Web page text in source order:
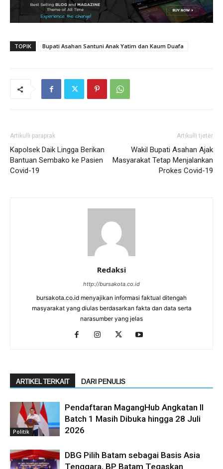
TOPIK Bupati Asahan Santuni Anak Yatim dan Kaum Duafa
Artikulli paraprak
Kapolsek Daik Lingga Berikan
Bantuan Sembako ke Pasien
Covid-19
Artikulli tjetër
Wakil Bupati Asahan Ajak
Masyarakat Tetap Menjalankan
Prokes Covid-19
Redaksi
http://bursakota.co.id
bursakota.co.id menyajikan informasi faktual ditengah
masyarakat yang diulas berdasarkan fakta dan data serta
narasumber yang jelas
ARTIKEL TERKAIT DARI PENULIS
Politik
Pendaftaran MagangHub Angkatan II
Batch 1 Masih Dibuka hingga 28 Juli
2026
DBG Pilih Batam sebagai Basis Asia
Tenggara, BP Batam Tegaskan